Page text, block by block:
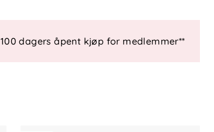
100 dagers åpent kjøp for medlemmer**